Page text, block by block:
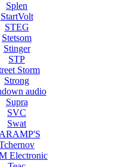
Splen
StartVolt
STEG
Stetsom
Stinger
STP
Storm
Strong
audio
Supra
SVC
Swat
Electronic